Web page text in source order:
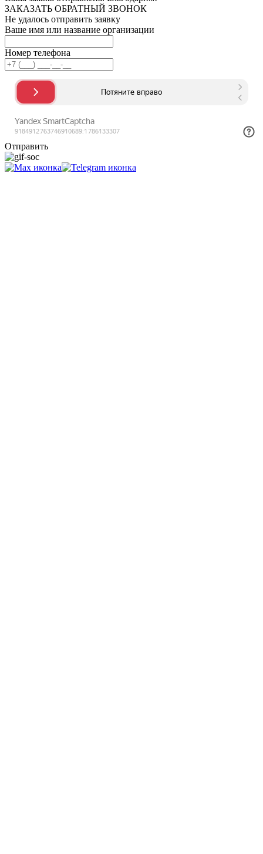
ЗАКАЗАТЬ ОБРАТНЫЙ ЗВОНОК
Не удалось отправить заявку
Ваше имя или название организации
Номер телефона
Отправить